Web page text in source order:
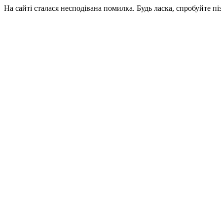
На сайті сталася несподівана помилка. Будь ласка, спробуйте